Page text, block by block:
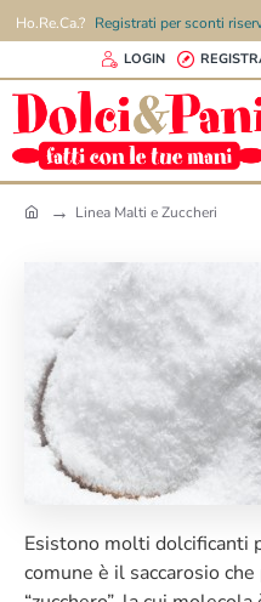
Ho.Re.Ca.? Registrati per sconti
LOGIN
Linea Malti e Zuccheri
Esistono molti dolcificanti
comune è il saccarosio